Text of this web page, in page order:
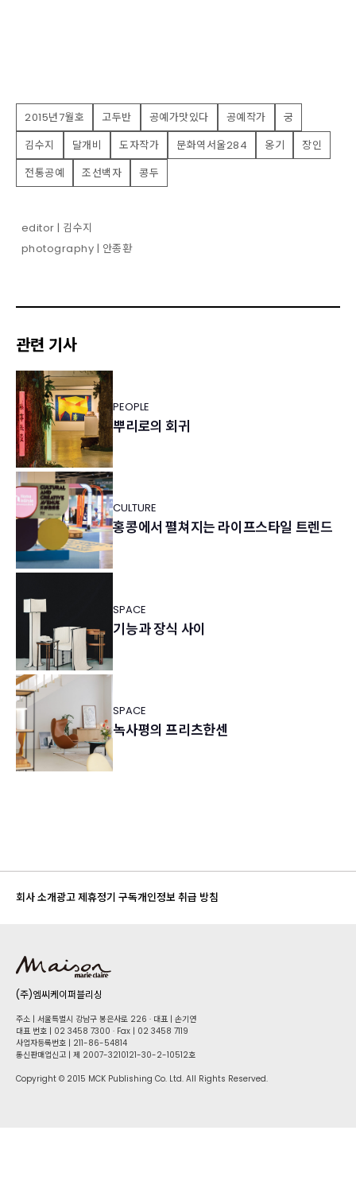
2015년7월호 고두반 공예가맛있다 공예작가
궁
김수지
달개비 도자작가 문화역서울284 옹기
장인
전통공예
조선백자 콩두
editor | 김수지
photography | 안종환
관련 기사
PEOPLE
뿌리로의 회귀
CULTURE
홍콩에서 펼쳐지는 라이프스타일 트렌드
SPACE
기능과 장식 사이
SPACE
녹사평의 프리츠한센
회사 소개광고 제휴정기 구독개인정보 취급 방침
(주)엠씨케이퍼블리싱
주소 | 서울특별시 강남구 봉은사로 226 · 대표 | 손기연
대표 번호 | 02 34​58 7300 · Fax | 02 34​58 7119
사업자등록번호 | 211-86-5​4814
통신판매업신고 | 제 2007-3210121-30-2-10512호
Copyright © 2015 MCK Publishing Co. Ltd. All Rights Reserved.